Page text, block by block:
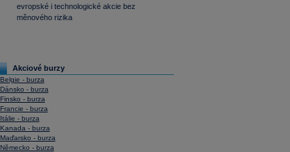
evropské i technologické akcie bez
měnového rizika
Akciové burzy
Belgie - burza
Dánsko - burza
Finsko - burza
Francie - burza
Itálie - burza
Kanada - burza
Maďarsko - burza
Německo - burza